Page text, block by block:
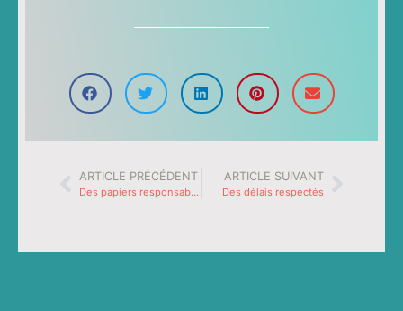
ARTICLE PRÉCÉDENT
Des papiers responsables
ARTICLE SUIVANT
Des délais respectés